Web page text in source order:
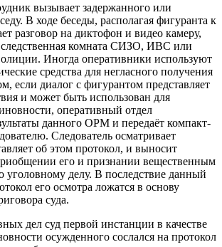
вызывает задержанного или
В ходе беседы, располагая фигуранта к
разговор на диктофон и видео камеру,
комната СИЗО, ИВС или
Иногда оперативники используют
средства для негласного получения
если диалог с фигурантом представляет
и может быть использован для
оперативный отдел
данного ОРМ и передаёт компакт-
Следователь осматривает
об этом протокол, и выносит
его и признании вещественным
уголовному делу. В последствие данный
его осмотра ложатся в основу
суда.
дел суд первой инстанции в качестве
осужденного сослался на протокол